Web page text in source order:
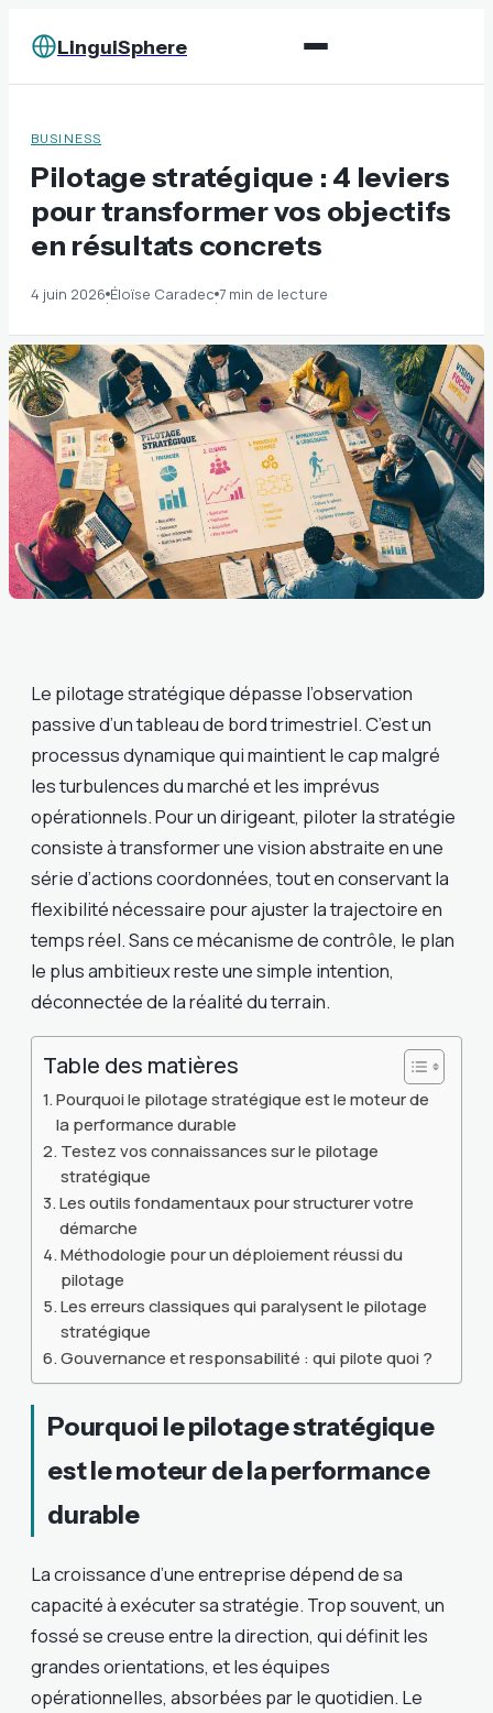
LinguiSphere
BUSINESS
Pilotage stratégique : 4 leviers
pour transformer vos objectifs
en résultats concrets
4 juin 2026·Éloïse Caradec·7 min de lecture
Le pilotage stratégique dépasse l’observation
passive d’un tableau de bord trimestriel. C’est un
processus dynamique qui maintient le cap malgré
les turbulences du marché et les imprévus
opérationnels. Pour un dirigeant, piloter la stratégie
consiste à transformer une vision abstraite en une
série d’actions coordonnées, tout en conservant la
flexibilité nécessaire pour ajuster la trajectoire en
temps réel. Sans ce mécanisme de contrôle, le plan
le plus ambitieux reste une simple intention,
déconnectée de la réalité du terrain.
Table des matières
Pourquoi le pilotage stratégique est le moteur de
la performance durable
Testez vos connaissances sur le pilotage
stratégique
Les outils fondamentaux pour structurer votre
démarche
Méthodologie pour un déploiement réussi du
pilotage
Les erreurs classiques qui paralysent le pilotage
stratégique
Gouvernance et responsabilité : qui pilote quoi ?
Pourquoi le pilotage stratégique
est le moteur de la performance
durable
La croissance d’une entreprise dépend de sa
capacité à exécuter sa stratégie. Trop souvent, un
fossé se creuse entre la direction, qui définit les
grandes orientations, et les équipes
opérationnelles, absorbées par le quotidien. Le